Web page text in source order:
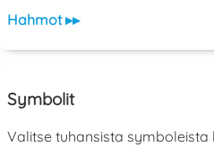
Hahmot ▸▸
Symbolit
Valitse tuhansista